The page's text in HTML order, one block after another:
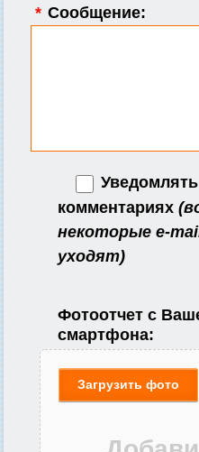
* Сообщение:
комментариях
некоторые e-
уходят)
Фотоотчет с
смартфона:
Загрузить фото